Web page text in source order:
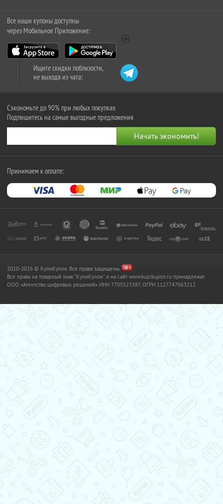
Все наши купоны доступны
через Мобильное Приложение:
Ищите скидки поблизости,
не выходя из чата:
Сэкономьте до 90% при любых покупках
Подпишитесь на самые выгодные предложения
Принимаем к оплате:
2010-2026 © КупиКупон. Все права защищены.
Все права на товарный знак "КупиКупон" и на сайт www.kupikupon.ru принадлежат
OOO «Агентство цифровых решений» ИНН 7705523387, ОГРН 1127747063212